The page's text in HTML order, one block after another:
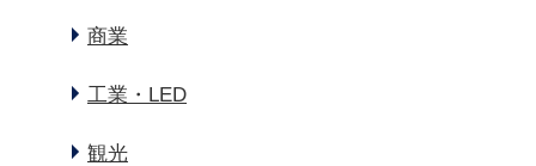
商業
工業・LED
観光